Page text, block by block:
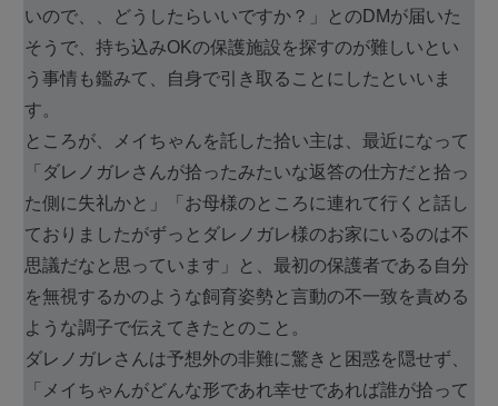
いので、、どうしたらいいですか？」とのDMが届いた
そうで、持ち込みOKの保護施設を探すのが難しいとい
う事情も鑑みて、自身で引き取ることにしたといいま
す。
ところが、メイちゃんを託した拾い主は、最近になって
「ダレノガレさんが拾ったみたいな返答の仕方だと拾っ
た側に失礼かと」「お母様のところに連れて行くと話し
ておりましたがずっとダレノガレ様のお家にいるのは不
思議だなと思っています」と、最初の保護者である自分
を無視するかのような飼育姿勢と言動の不一致を責める
ような調子で伝えてきたとのこと。
ダレノガレさんは予想外の非難に驚きと困惑を隠せず、
「メイちゃんがどんな形であれ幸せであれば誰が拾って